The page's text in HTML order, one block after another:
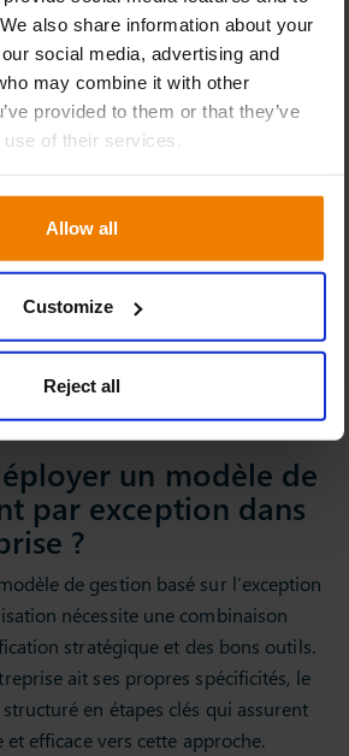
also share information about your
social media, advertising and
may combine it with other
provided to them or that they’ve
of their services.
Allow all
Customize
Reject all
de la gestion de la Supply
Alipensa de réduire le nombre
affectés au traitement des
la courbe
pour maîtriser la plateforme est
une formation plus rapide des
Slimstock
un modèle de
par exception dans
?
de gestion basé sur l’exception
nécessite une combinaison
stratégique et des bons outils.
ait ses propres spécificités, le
en étapes clés qui assurent
efficace vers cette approche.